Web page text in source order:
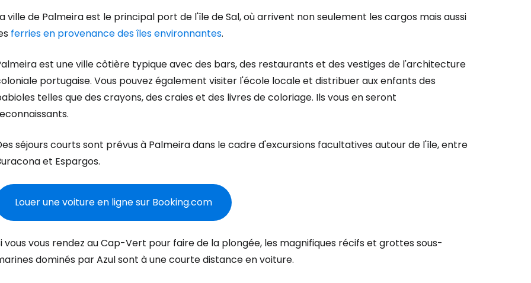
ville de Palmeira est le principal port de l'île de Sal, où arrivent non seulement les cargos mais aussi
ferries en provenance des îles environnantes.
est une ville côtière typique avec des bars, des restaurants et des vestiges de l'architecture
portugaise. Vous pouvez également visiter l'école locale et distribuer aux enfants des
telles que des crayons, des craies et des livres de coloriage. Ils vous en seront
séjours courts sont prévus à Palmeira dans le cadre d'excursions facultatives autour de l'île, entre
et Espargos.
Louer une voiture en ligne sur Booking.com
vous vous rendez au Cap-Vert pour faire de la plongée, les magnifiques récifs et grottes sous-
dominés par Azul sont à une courte distance en voiture.
Se connecter à Cestee
... la communauté mondiale des voyageurs
Continuer avec Facebook